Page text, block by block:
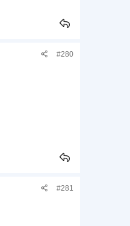
#280
#281